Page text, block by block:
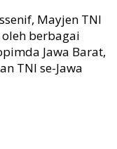
Mayjen TNI
berbagai
Jawa Barat,
TNI se-Jawa